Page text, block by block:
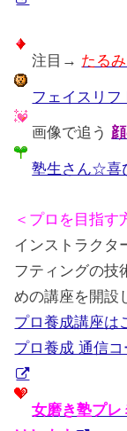
注目→ たる
フェイスリフ
画像で追う
塾生さん☆喜
＜プロを目指す
インストラクタ
フティングの技
めの講座を開設
プロ養成講座は
プロ養成 通信
女磨き塾プレ